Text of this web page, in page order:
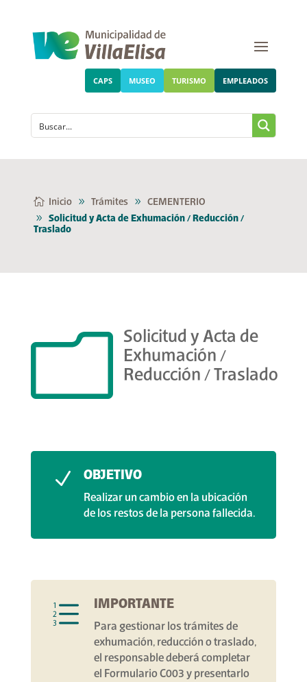
CAPS MUSEO TURISMO EMPLEADOS
Inicio Trámites
CEMENTERIO
Solicitud y Acta de Exhumación / Reducción /
Traslado
m
Solicitud y Acta de
Exhumación /
Reducción / Traslado
N OBJETIVO
Realizar un cambio en la ubicación
de los restos de la persona fallecida.
e IMPORTANTE
Para gestionar los trámites de
exhumación, reducción o traslado,
el responsable deberá completar
el Formulario C003 y presentarlo